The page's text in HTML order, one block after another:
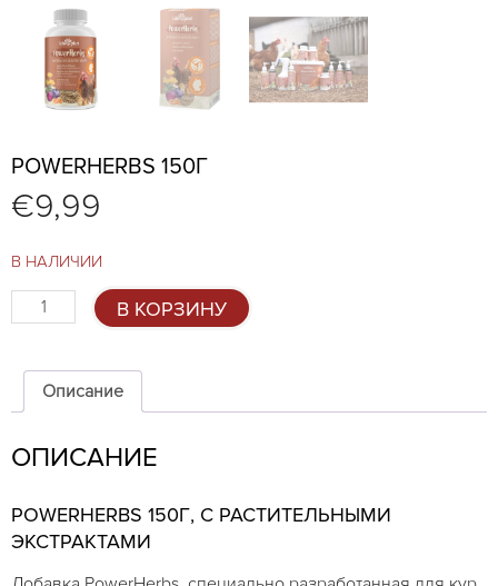
POWERHERBS 150Г
€9,99
В НАЛИЧИИ
Количество
товара
150г
В КОРЗИНУ
Описание
ОПИСАНИЕ
POWERHERBS 150Г, С РАСТИТЕЛЬНЫМИ
ЭКСТРАКТАМИ